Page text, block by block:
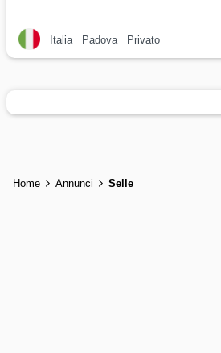
Italia Padova Privato
Home Annunci Selle